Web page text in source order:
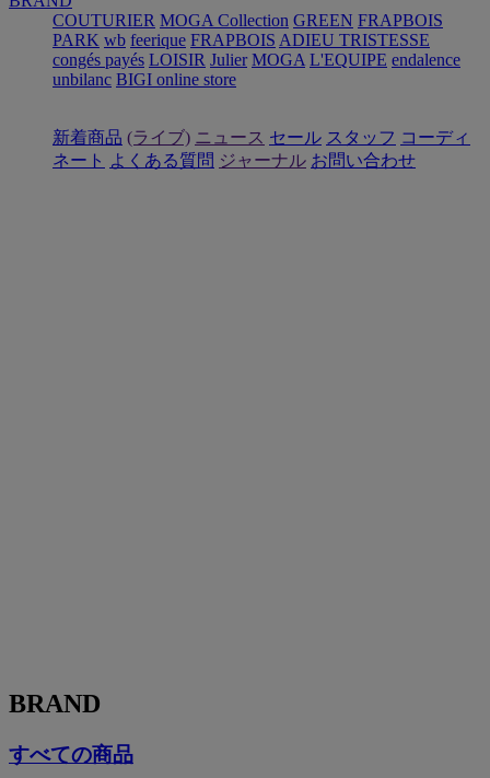
COUTURIER MOGA Collection GREEN FRAPBOIS
PARK wb feerique FRAPBOIS ADIEU TRISTESSE
congés payés LOISIR Julier MOGA L'EQUIPE endalence
unbilanc BIGI online store
新着商品 (ライブ) ニュース セール スタッフ コーディ
ネート よくある質問 ジャーナル お問い合わせ
BRAND
すべての商品